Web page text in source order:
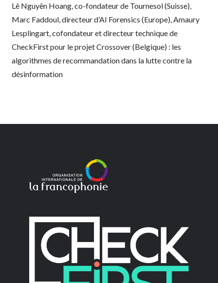
Lê Nguyên Hoang, co-fondateur de Tournesol (Suisse),
Marc Faddoul, directeur d’AI Forensics (Europe), Amaury
Lesplingart, cofondateur et directeur technique de
CheckFirst pour le projet Crossover (Belgique) : les
algorithmes de recommandation dans la lutte contre la
désinformation